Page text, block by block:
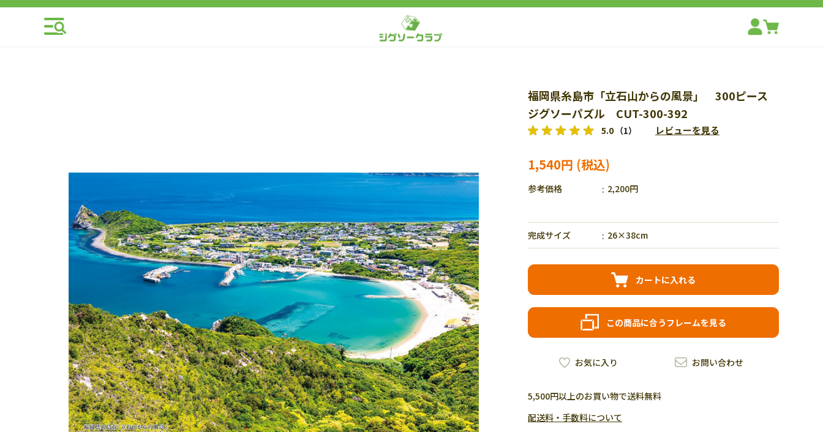
福岡県糸島市「立石山からの風景」 300ピース
ジグソーパズル CUT-300-392
5.0 （1） レビューを見る
1,540円
参考価格 2,200円
完成サイズ 26×38cm
カートに入れる
この商品に合うフレームを見る
お問い合わせ
お気に入り
5,500円以上のお買い物で送料無料
配送料・手数料について